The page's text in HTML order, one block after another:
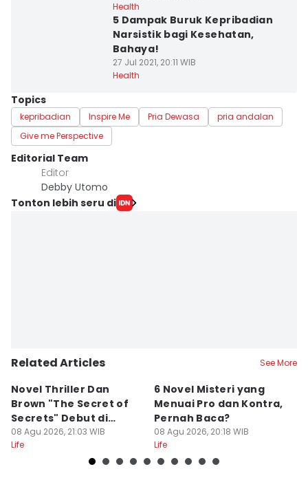
Health
5 Dampak Buruk Kepribadian
Narsistik bagi Kesehatan,
Bahaya!
27 Jul 2021, 20:11 WIB
Health
Topics
kepribadian Inspire Me Pria Dewasa
pria andalan
Give me Perspective
Editorial Team
Editor
Debby Utomo
Tonton lebih seru di
Related Articles See More
Novel Thriller Dan
Brown "The Secret of
Secrets" Debut di
Netflix
08 Agu 2026, 21:03 WIB
Life
6 Novel Misteri yang
Menuai Pro dan Kontra,
Pernah Baca?
08 Agu 2026, 20:18 WIB
Life